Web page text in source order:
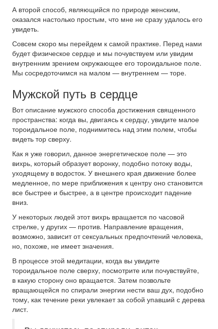
А второй способ, являющийся по природе женским,
оказался настолько простым, что мне не сразу удалось его
увидеть.
Совсем скоро мы перейдем к самой практике. Перед нами
будет физическое сердце и мы почувствуем или увидим
внутренним зрением окружающее его тороидальное поле.
Мы сосредоточимся на малом — внутреннем — торе.
Мужской путь в сердце
Вот описание мужского способа достижения священного
пространства: когда вы, двигаясь к сердцу, увидите малое
тороидальное поле, поднимитесь над этим полем, чтобы
видеть тор сверху.
Как я уже говорил, данное энергетическое поле — это
вихрь, который образует воронку, подобно потоку воды,
уходящему в водосток. У внешнего края движение более
медленное, по мере приближения к центру оно становится
все быстрее и быстрее, а в центре происходит падение
вниз.
У некоторых людей этот вихрь вращается по часовой
стрелке, у других — против. Направление вращения,
возможно, зависит от сексуальных предпочтений человека,
но, похоже, не имеет значения.
В процессе этой медитации, когда вы увидите
тороидальное поле сверху, посмотрите или почувствуйте,
в какую сторону оно вращается. Затем позвольте
вращающейся по спирали энергии нести ваш дух, подобно
тому, как течение реки увлекает за собой упавший с дерева
лист.